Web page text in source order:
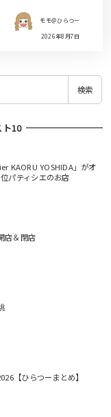
モモ＠ひらつー
2026年8月7日
検索
ト10
KAORU YOSHIDA」がオ
パティシエのお店
店＆閉店
【ひらつーまとめ】